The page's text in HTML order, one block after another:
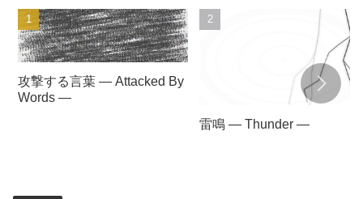
攻撃する言葉 — Attacked By
Words —
雷鳴 — Thunder —